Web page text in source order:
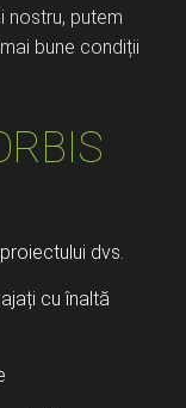
nostru, putem
bune condiții
dvs.
cu înaltă